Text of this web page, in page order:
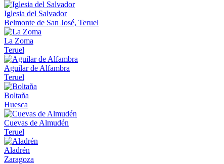
Iglesia del Salvador
Belmonte de San José, Teruel
La Zoma
Teruel
Aguilar de Alfambra
Teruel
Boltaña
Huesca
Cuevas de Almudén
Teruel
Aladrén
Zaragoza